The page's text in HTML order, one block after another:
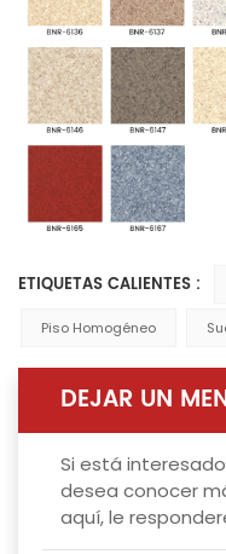
ETIQUETAS CALIENTES :
Piso Homogéneo
DEJAR UN
Si está
desea conocer
aquí, le